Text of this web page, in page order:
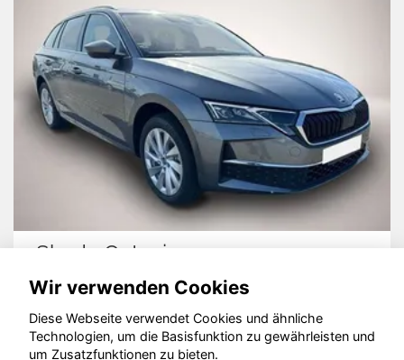
Skoda Octavia
© konjunkturmotor.de GmbH 2020 - 2026
Wir verwenden Cookies
Diese Webseite verwendet Cookies und ähnliche
Technologien, um die Basisfunktion zu gewährleisten und
um Zusatzfunktionen zu bieten.